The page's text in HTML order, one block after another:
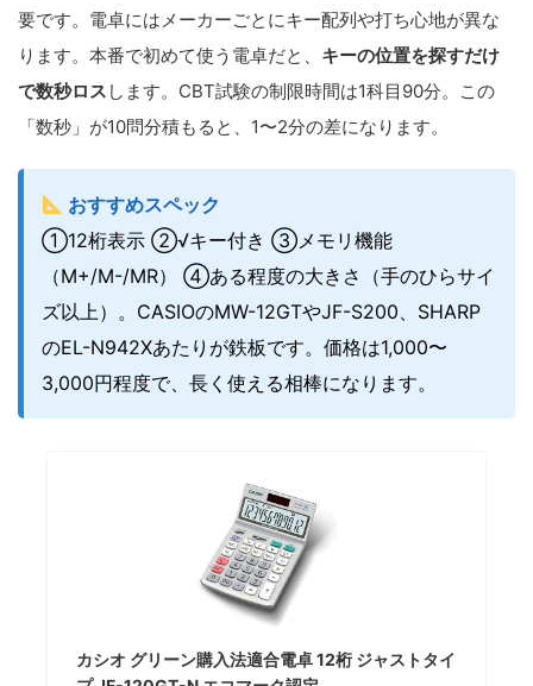
要です。電卓にはメーカーごとにキー配列や打ち心地が異な
ります。本番で初めて使う電卓だと、 キーの位置を探すだけ
で数秒ロス します。CBT試験の制限時間は1科目90分。この
「数秒」が10問分積もると、1〜2分の差になります。
おすすめスペック
①12桁表示 ②√キー付き ③メモリ機能
（M+/M-/MR） ④ある程度の大きさ（手のひらサイ
ズ以上）。CASIOのMW-12GTやJF-S200、SHARP
のEL-N942Xあたりが鉄板です。価格は1,000〜
3,000円程度で、長く使える相棒になります。
カシオ グリーン購入法適合電卓 12桁 ジャストタイ